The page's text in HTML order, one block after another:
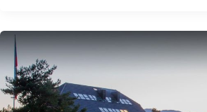
Royal Bled Golf Club